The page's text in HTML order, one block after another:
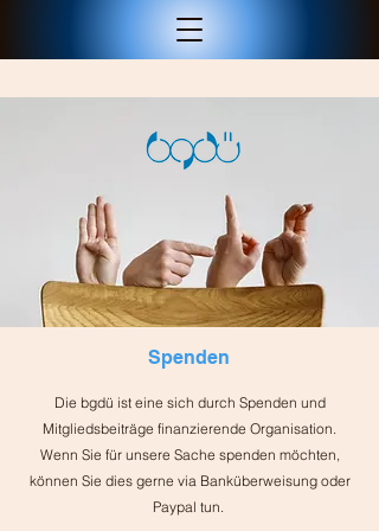
Spenden
Die bgdü ist eine sich durch Spenden und
Mitgliedsbeiträge finanzierende Organisation.
Wenn Sie für unsere Sache spenden möchten,
können Sie dies gerne via Banküberweisung oder
Paypal tun.